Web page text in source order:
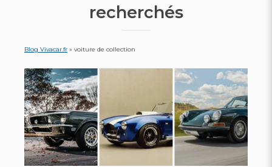
recherchés
Blog Vivacar.fr » voiture de collection